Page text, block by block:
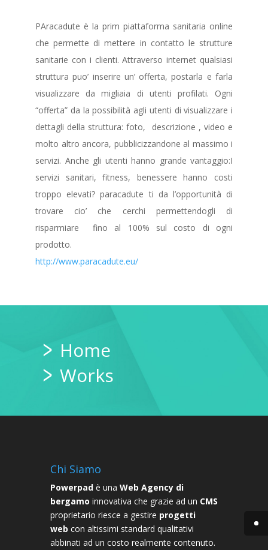
PAracadute è la prim piattaforma sanitaria online
che permette di mettere in contatto le strutture
sanitarie con i clienti. Attraverso internet qualsiasi
struttura puo’ inserire un’ offerta, postarla e farla
visualizzare da migliaia di utenti profilati. Ogni
“offerta” da la possibilità agli utenti di visualizzare i
dettagli della struttura: foto, descrizione , video e
molto altro ancora, pubblicizzandone al massimo i
servizi. Anche gli utenti hanno grande vantaggio:I
servizi sanitari, fitness, benessere hanno costi
troppo elevati? paracadute ti da l’opportunità di
trovare cio’ che cerchi permettendogli di
risparmiare fino al 100% sul costo di ogni
prodotto.
http://www.paracadute.eu/
Home
Works
Chi Siamo
Powerpad è una Web Agency di
bergamo innovativa che grazie ad un CMS
proprietario riesce a gestire progetti
web con altissimi standard qualitativi
abbinati ad un costo realmente contenuto.